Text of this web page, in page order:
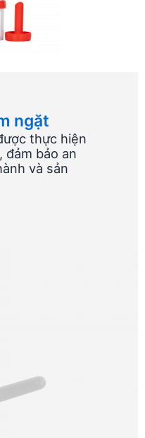
ngặt
thực hiện
bảo an
và sản